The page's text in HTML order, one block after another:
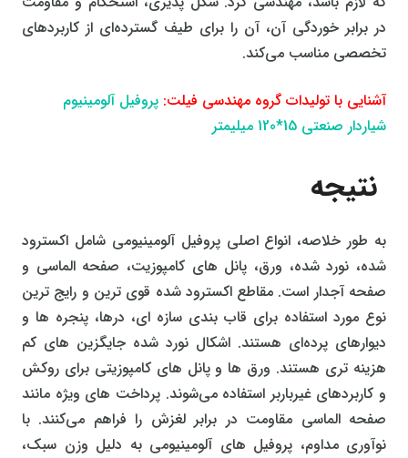
در برابر خوردگی آن، آن را برای طیف گسترده‌ای از کاربردهای
تخصصی مناسب می‌کند.
آشنایی با تولیدات گروه مهندسی فیلت: پروفیل آلومینیوم
شیاردار صنعتی 15*120 میلیمتر
نتیجه
به طور خلاصه، انواع اصلی پروفیل آلومینیومی شامل اکسترود
شده، نورد شده، ورق، پانل‌ های کامپوزیت، صفحه الماسی و
صفحه آجدار است. مقاطع اکسترود شده قوی‌ ترین و رایج‌ ترین
نوع مورد استفاده برای قاب‌ بندی سازه‌ ای، درها، پنجره‌ ها و
دیوارهای پرده‌ای هستند. اشکال نورد شده جایگزین‌ های کم‌
هزینه‌ تری هستند. ورق‌ ها و پانل‌ های کامپوزیتی برای روکش
و کاربردهای غیرباربر استفاده می‌شوند. پرداخت‌ های ویژه مانند
صفحه الماسی مقاومت در برابر لغزش را فراهم می‌کنند. با
نوآوری مداوم، پروفیل‌ های آلومینیومی به دلیل وزن سبک،